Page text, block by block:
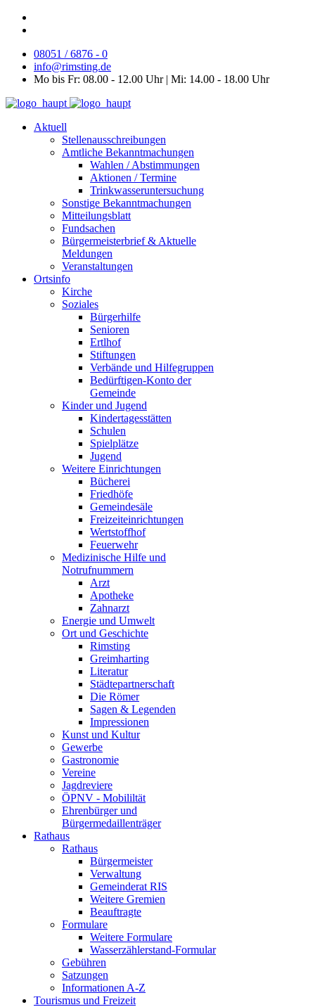
08051 / 6876 - 0
info@rimsting.de
Mo bis Fr: 08.00 - 12.00 Uhr | Mi: 14.00 - 18.00 Uhr
Aktuell
Stellenausschreibungen
Amtliche Bekanntmachungen
Wahlen / Abstimmungen
Aktionen / Termine
Trinkwasseruntersuchung
Sonstige Bekanntmachungen
Mitteilungsblatt
Fundsachen
Bürgermeisterbrief & Aktuelle
Meldungen
Veranstaltungen
Ortsinfo
Kirche
Soziales
Bürgerhilfe
Senioren
Ertlhof
Stiftungen
Verbände und Hilfegruppen
Bedürftigen-Konto der
Gemeinde
Kinder und Jugend
Kindertagesstätten
Schulen
Spielplätze
Jugend
Weitere Einrichtungen
Bücherei
Friedhöfe
Gemeindesäle
Freizeiteinrichtungen
Wertstoffhof
Feuerwehr
Medizinische Hilfe und
Notrufnummern
Arzt
Apotheke
Zahnarzt
Energie und Umwelt
Ort und Geschichte
Rimsting
Greimharting
Literatur
Städtepartnerschaft
Die Römer
Sagen & Legenden
Impressionen
Kunst und Kultur
Gewerbe
Gastronomie
Vereine
Jagdreviere
ÖPNV - Mobililtät
Ehrenbürger und
Bürgermedaillenträger
Rathaus
Rathaus
Bürgermeister
Verwaltung
Gemeinderat RIS
Weitere Gremien
Beauftragte
Formulare
Weitere Formulare
Wasserzählerstand-Formular
Gebühren
Satzungen
Informationen A-Z
Tourismus und Freizeit